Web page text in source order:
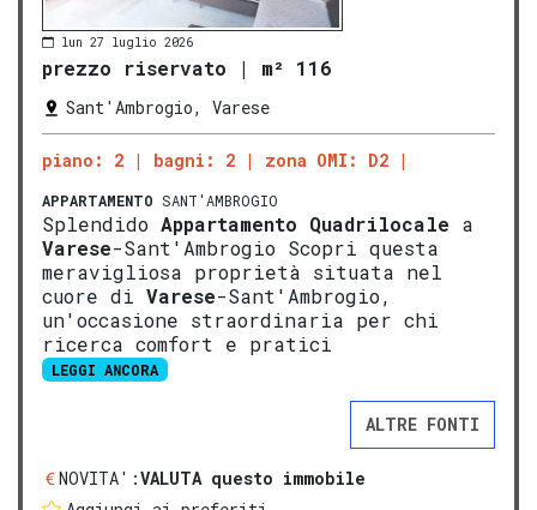
lun 27 luglio 2026
prezzo riservato | m² 116
Sant'Ambrogio, Varese
piano: 2 bagni: 2 zona OMI: D2
APPARTAMENTO SANT'AMBROGIO
Splendido Appartamento Quadrilocale a
Varese-Sant'Ambrogio Scopri questa
meravigliosa proprietà situata nel
cuore di Varese-Sant'Ambrogio,
un'occasione straordinaria per chi
ricerca comfort e pratici
LEGGI ANCORA
ALTRE FONTI
NOVITA':VALUTA questo immobile